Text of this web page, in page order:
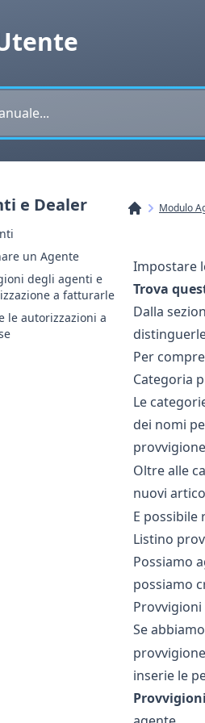
e Dealer
un Agente
degli agenti e
a fatturarle
le autorizzazioni a
Modulo
Impostare
Trova
Dalla
Per
Categoria
Le
dei nomi
Oltre alle
nuovi
E
Listino
Possiamo
possiamo
Provvigioni
Se
inserie le